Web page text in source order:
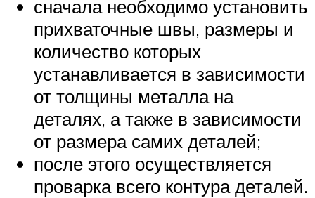
сначала необходимо установить
прихваточные швы, размеры и
количество которых
устанавливается в зависимости
от толщины металла на
деталях, а также в зависимости
от размера самих деталей;
после этого осуществляется
проварка всего контура деталей.